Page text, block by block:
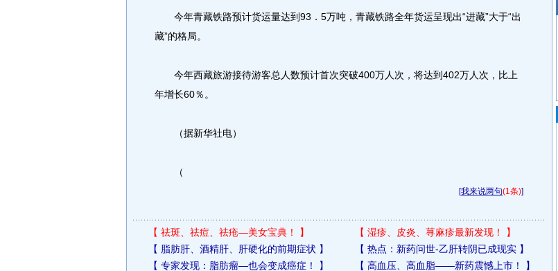
今年青藏铁路预计货运量达到93．5万吨，青藏铁路全年货运呈现出“进藏”大于“出
藏”的格局。
今年西藏旅游接待游客总人数预计首次突破400万人次，将达到402万人次，比上
年增长60％。
（据新华社电）
（
[我来说两句(1条)]
【 祛斑、祛痘、祛疮—美女宝典！ 】 【 湿疹、皮炎、荨麻疹最新发现！
】
【 脂肪肝、酒精肝、肝硬化的前期症状 】 【 热点：新药问世-乙肝转阴已成现实】
【 专家发现：脂肪瘤—也会变成癌症！ 】 【 高血压、高血脂——新药震憾上市！ 】